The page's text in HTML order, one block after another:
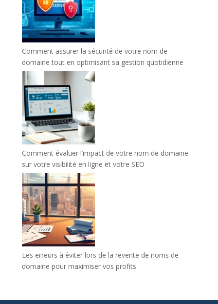
Comment assurer la sécurité de votre nom de
domaine tout en optimisant sa gestion quotidienne
Comment évaluer l’impact de votre nom de domaine
sur votre visibilité en ligne et votre SEO
Les erreurs à éviter lors de la revente de noms de
domaine pour maximiser vos profits